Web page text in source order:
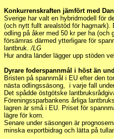
Konkurrenskraften jämfört med
Sverige har valt en hybridmodell för
(och nytt fullt arealstöd för hagmark).
odling på åker med 50 kr per ha (och
försämras därmed ytterligare för
lantbruk./LG
Hur andra länder lägger upp stöden
Dyrare foderspannmål i höst än
Bristen på spannmål i EU efter den
nästa odlingssäsong, i varje fall
Det spådde östgötske
Föreningssparbankens årliga
lagren är små i EU. Priset för
lägre för korn.
Senare under säsongen är
minska exportbidrag och lätta på